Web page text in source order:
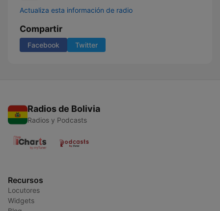
Actualiza esta información de radio
Compartir
Facebook Twitter
Radios de Bolivia
Radios y Podcasts
Recursos
Locutores
Widgets